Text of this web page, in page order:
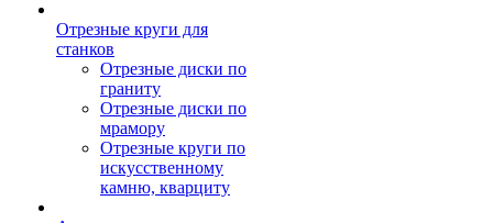
Отрезные круги для
станков
Отрезные диски по
граниту
Отрезные диски по
мрамору
Отрезные круги по
искусственному
камню, кварциту